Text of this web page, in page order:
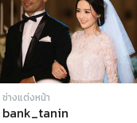
ช่างแต่งหน้า
bank_tanin